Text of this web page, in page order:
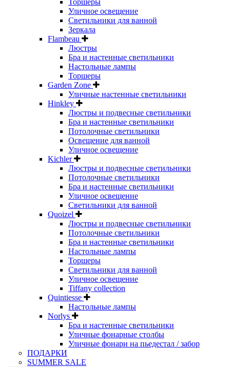
Торшеры
Уличное освещение
Светильники для ванной
Зеркала
Flambeau
Люстры
Бра и настенные светильники
Настольные лампы
Торшеры
Garden Zone
Уличные настенные светильники
Hinkley
Люстры и подвесные светильники
Бра и настенные светильники
Потолочные светильники
Освещение для ванной
Уличное освещение
Kichler
Люстры и подвесные светильники
Потолочные светильники
Бра и настенные светильники
Уличное освещение
Светильники для ванной
Quoizel
Люстры и подвесные светильники
Потолочные светильники
Бра и настенные светильники
Настольные лампы
Торшеры
Светильники для ванной
Уличное освещение
Tiffany collection
Quintiesse
Настольные лампы
Norlys
Бра и настенные светильники
Уличные фонарные столбы
Уличные фонари на пьедестал / забор
ПОДАРКИ
SUMMER SALE